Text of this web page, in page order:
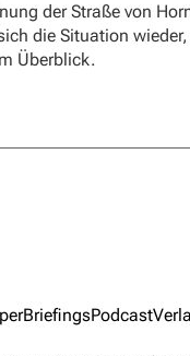
der Straße von
die Situation
Überblick.
BriefingsPodcast